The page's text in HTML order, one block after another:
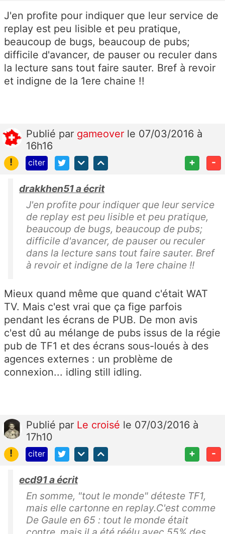
J'en profite pour indiquer que leur service de
replay est peu lisible et peu pratique,
beaucoup de bugs, beaucoup de pubs;
difficile d'avancer, de pauser ou reculer dans
la lecture sans tout faire sauter. Bref à revoir
et indigne de la 1ere chaine !!
Publié par gameover le 07/03/2016 à
16h16
!
citer + -
drakkhen51 a écrit
J'en profite pour indiquer que leur service
de replay est peu lisible et peu pratique,
beaucoup de bugs, beaucoup de pubs;
difficile d'avancer, de pauser ou reculer
dans la lecture sans tout faire sauter. Bref
à revoir et indigne de la 1ere chaine !!
Mieux quand même que quand c'était WAT
TV. Mais c'est vrai que ça fige parfois
pendant les écrans de PUB. De mon avis
c'est dû au mélange de pubs issus de la régie
pub de TF1 et des écrans sous-loués à des
agences externes : un problème de
connexion... idling still idling.
Publié par Le croisé le 07/03/2016 à
17h10
!
citer + -
ecd91 a écrit
En somme, "tout le monde" déteste TF1,
mais elle cartonne en replay.C'est comme
De Gaule en 65 : tout le monde était